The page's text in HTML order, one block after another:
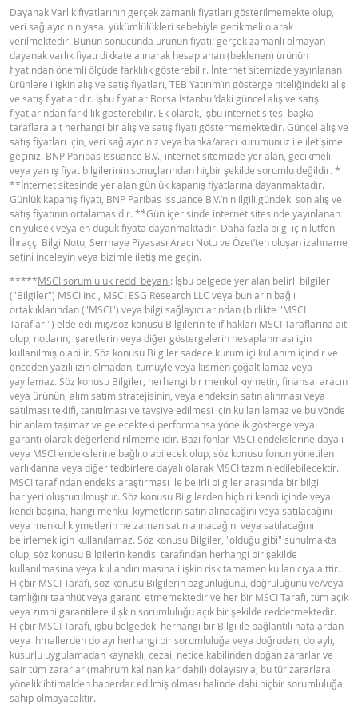
BNPP SPK ONAYLI OZET (12 MAYIS
2026 IHRACI)
BNPP SPK ONAYLI SERMAYE PIYASASI
ARACI NOTU (12 MAYIS 2026 IHRACI) 1
BNPP SPK ONAYLI SERMAYE PIYASASI
ARACI NOTU (12 MAYIS 2026 IHRACI) 2
PDF
FIYAT BILGISI
Latest Product Quotes
Gösterge fiyat hesaplanamadı.
Dayanak Varlık fiyatlarının gerçek zamanlı fiyatları gösterilmemekte olup,
veri sağlayıcının yasal yükümlülükleri sebebiyle gecikmeli olarak
verilmektedir. Bunun sonucunda ürünün fiyatı; gerçek zamanlı olmayan
dayanak varlık fiyatı dikkate alınarak hesaplanan (beklenen) ürünün
fiyatından önemli ölçüde farklılık gösterebilir. İnternet sitemizde yayınlanan
ürünlere ilişkin alış ve satış fiyatları, TEB Yatırım’ın gösterge niteliğindeki alış
ve satış fiyatlarıdır. İşbu fiyatlar Borsa İstanbul’daki güncel alış ve satış
fiyatlarından farklılık gösterebilir. Ek olarak, işbu internet sitesi başka
taraflara ait herhangi bir alış ve satış fiyatı göstermemektedir. Güncel alış ve
satış fiyatları için, veri sağlayıcınız veya banka/aracı kurumunuz ile iletişime
geçiniz. BNP Paribas Issuance B.V., internet sitemizde yer alan, gecikmeli
veya yanlış fiyat bilgilerinin sonuçlarından hiçbir şekilde sorumlu değildir. *
**İnternet sitesinde yer alan günlük kapanış fiyatlarına dayanmaktadır.
Günlük kapanış fiyatı, BNP Paribas Issuance B.V.’nin ilgili gündeki son alış ve
satış fiyatının ortalamasıdır. **Gün içerisinde internet sitesinde yayınlanan
en yüksek veya en düşük fiyata dayanmaktadır. Daha fazla bilgi için lütfen
İhraççı Bilgi Notu, Sermaye Piyasası Aracı Notu ve Özet’ten oluşan izahname
setini inceleyin veya bizimle iletişime geçin.
*****MSCI sorumluluk reddi beyanı: İşbu belgede yer alan belirli bilgiler
("Bilgiler") MSCI Inc., MSCI ESG Research LLC veya bunların bağlı
ortaklıklarından ("MSCI") veya bilgi sağlayıcılarından (birlikte "MSCI
Tarafları") elde edilmiş/söz konusu Bilgilerin telif hakları MSCI Taraflarına ait
olup, notların, işaretlerin veya diğer göstergelerin hesaplanması için
kullanılmış olabilir. Söz konusu Bilgiler sadece kurum içi kullanım içindir ve
önceden yazılı izin olmadan, tümüyle veya kısmen çoğaltılamaz veya
yayılamaz. Söz konusu Bilgiler, herhangi bir menkul kıymetin, finansal aracın
veya ürünün, alım satım stratejisinin, veya endeksin satın alınması veya
satılması teklifi, tanıtılması ve tavsiye edilmesi için kullanılamaz ve bu yönde
bir anlam taşımaz ve gelecekteki performansa yönelik gösterge veya
garanti olarak değerlendirilmemelidir. Bazı fonlar MSCI endekslerine dayalı
veya MSCI endekslerine bağlı olabilecek olup, söz konusu fonun yönetilen
varlıklarına veya diğer tedbirlere dayalı olarak MSCI tazmin edilebilecektir.
MSCI tarafından endeks araştırması ile belirli bilgiler arasında bir bilgi
bariyeri oluşturulmuştur. Söz konusu Bilgilerden hiçbiri kendi içinde veya
kendi başına, hangi menkul kıymetlerin satın alınacağını veya satılacağını
veya menkul kıymetlerin ne zaman satın alınacağını veya satılacağını
belirlemek için kullanılamaz. Söz konusu Bilgiler, "olduğu gibi" sunulmakta
olup, söz konusu Bilgilerin kendisi tarafından herhangi bir şekilde
kullanılmasına veya kullandırılmasına ilişkin risk tamamen kullanıcıya aittir.
Hiçbir MSCI Tarafı, söz konusu Bilgilerin özgünlüğünü, doğruluğunu ve/veya
tamlığını taahhüt veya garanti etmemektedir ve her bir MSCI Tarafı, tüm açık
veya zımni garantilere ilişkin sorumluluğu açık bir şekilde reddetmektedir.
Hiçbir MSCI Tarafı, işbu belgedeki herhangi bir Bilgi ile bağlantılı hatalardan
veya ihmallerden dolayı herhangi bir sorumluluğa veya doğrudan, dolaylı,
kusurlu uygulamadan kaynaklı, cezai, netice kabilinden doğan zararlar ve
sair tüm zararlar (mahrum kalınan kar dahil) dolayısıyla, bu tür zararlara
yönelik ihtimalden haberdar edilmiş olması halinde dahi hiçbir sorumluluğa
sahip olmayacaktır.